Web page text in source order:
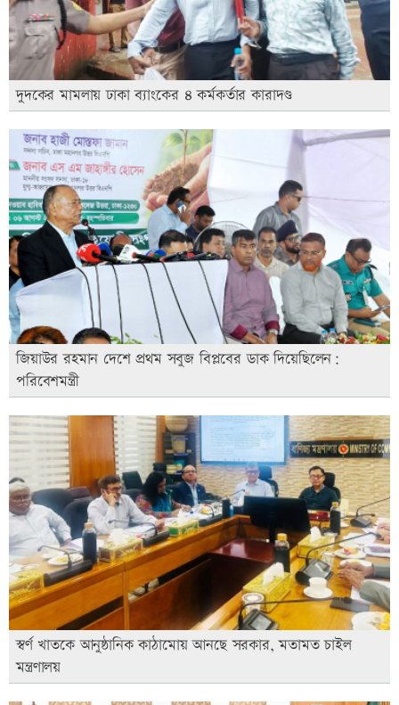
দুদকের মামলায় ঢাকা ব্যাংকের ৪ কর্মকর্তার কারাদণ্ড
জিয়াউর রহমান দেশে প্রথম সবুজ বিপ্লবের ডাক দিয়েছিলেন:
পরিবেশমন্ত্রী
স্বর্ণ খাতকে আনুষ্ঠানিক কাঠামোয় আনছে সরকার, মতামত চাইল
মন্ত্রণালয়